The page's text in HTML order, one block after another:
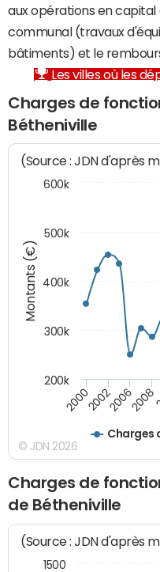
aux opérations en
communal (travaux
bâtiments) et le
Les villes où les
Charges de
Bétheniville
Montants (€)
(Source : JDN d'après
Charges
2000200220062008
200k
300k
400k
500k
600k
© JDN 2026
Charges de
de Bétheniville
(Source : JDN d'après
1500